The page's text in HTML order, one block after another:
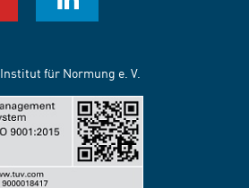
für Normung e. V.